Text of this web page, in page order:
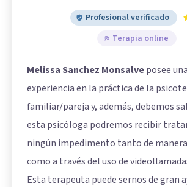
Profesional verificado
Terapia online
Melissa Sanchez Monsalveposee
experiencia en la práctica de la
familiar/pareja y, además, debemos
esta psicóloga podremos recibir
ningún impedimento tanto de
como a través del uso de
Esta terapeuta puede sernos de gran